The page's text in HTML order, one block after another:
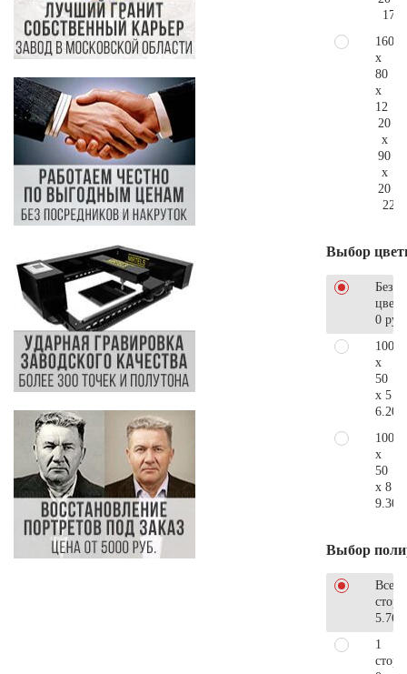
160
x
80
x
12
20
x
90
x
20
Выбор
Без
0 руб.
100
x
50
x 5
100
x
50
x 8
Выбор
Все
1